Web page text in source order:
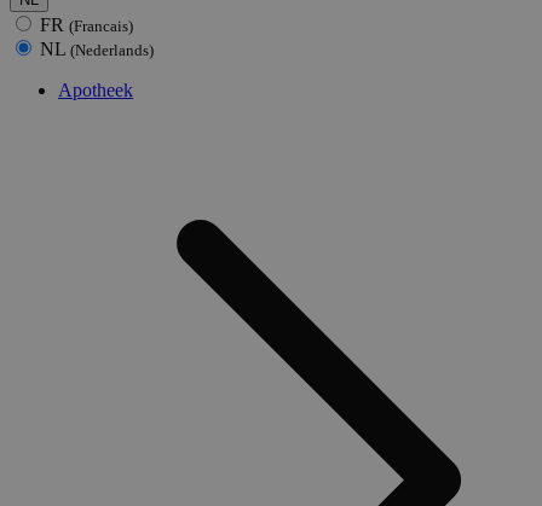
FR (Francais)
NL (Nederlands)
Apotheek